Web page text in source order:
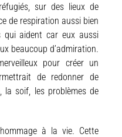
sur des lieux de
de respiration aussi bien
qui aident car eux aussi
beaucoup d’admiration.
pour créer un
de redonner de
la soif, les problèmes de
à la vie. Cette